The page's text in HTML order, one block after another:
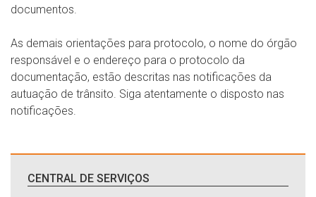
documentos.
As demais orientações para protocolo, o nome do órgão
responsável e o endereço para o protocolo da
documentação, estão descritas nas notificações da
autuação de trânsito. Siga atentamente o disposto nas
notificações.
CENTRAL DE SERVIÇOS